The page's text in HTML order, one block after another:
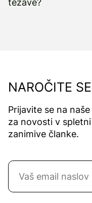
težave?
NAROČITE
Prijavite se na
za novosti v
zanimive članke.
Naročite se na